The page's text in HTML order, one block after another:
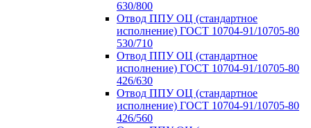
630/800
Отвод ППУ ОЦ (стандартное
исполнение) ГОСТ 10704-91/10705-80
530/710
Отвод ППУ ОЦ (стандартное
исполнение) ГОСТ 10704-91/10705-80
426/630
Отвод ППУ ОЦ (стандартное
исполнение) ГОСТ 10704-91/10705-80
426/560